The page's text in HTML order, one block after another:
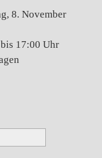
8. November
17:00 Uhr